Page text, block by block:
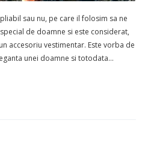
sau nu, pe care il folosim sa ne
de doamne si este considerat,
accesoriu vestimentar. Este vorba de
unei doamne si totodata…